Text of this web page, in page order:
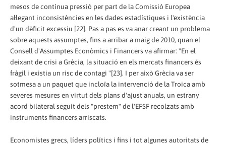
mesos de contínua pressió per part de la Comissió Europea
al·legant inconsistències en les dades estadístiques i l'existència
d'un dèficit excessiu [22]. Pas a pas es va anar creant un problema
sobre aquests assumptes, fins a arribar a maig de 2010, quan el
Consell d'Assumptes Econòmics i Financers va afirmar: "En el
deixant de crisi a Grècia, la situació en els mercats financers és
fràgil i existia un risc de contagi "[23]. I per això Grècia va ser
sotmesa a un paquet que incloïa la intervenció de la Troica amb
severes mesures en virtut dels plans d'ajust anuals, un estrany
acord bilateral seguit dels "prestem" de l'EFSF recolzats amb
instruments financers arriscats.
Economistes grecs, líders polítics i fins i tot algunes autoritats de